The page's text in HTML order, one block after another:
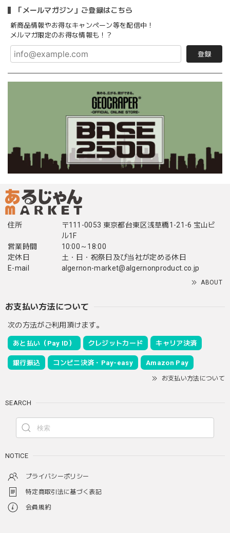
「メールマガジン」ご登録はこちら
新商品情報やお得なキャンペーン等を配信中！
メルマガ限定のお得な情報も！？
登録
住所
〒111-0053 東京都台東区浅草橋1-21-6 宝山ビ
ル1F
営業時間
10:00～18:00
定休日
土・日・祝祭日及び当社が定める休日
E-mail
algernon-market@algernonproduct.co.jp
ABOUT
お支払い方法について
次の方法がご利用頂けます。
あと払い（Pay ID） クレジットカード キャリア決済
銀行振込 コンビニ決済・Pay-easy Amazon Pay
お支払い方法について
SEARCH
NOTICE
プライバシーポリシー
特定商取引法に基づく表記
会員規約